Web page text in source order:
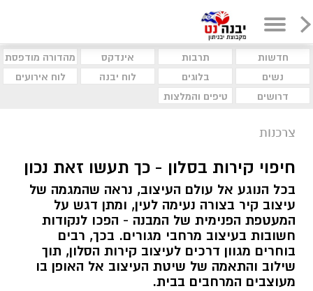
חדשות תרבות אינדקס
מהדורה מודפסת
נשים
בלוגים לוח יבנה
לוח אירועים
דרושים
טיפים והמלצות
צרכנות
חיפוי קירות בסלון - כך תעשו זאת נכון
בכל הנוגע אל עולם העיצוב, נראה שהמגמה של
עיצוב קיר בצורה נעימה לעין, ומתן דגש על
המעטפת הפנימית של המבנה - הפכו לנקודות
חשובות בעיצוב מרחבי מגורים. בכך, רבים
בוחרים מגוון דרכים לעיצוב קירות הסלון, תוך
שילוב והתאמה של שיטת העיצוב אל האופן בו
מעוצבים המרחבים בבית.